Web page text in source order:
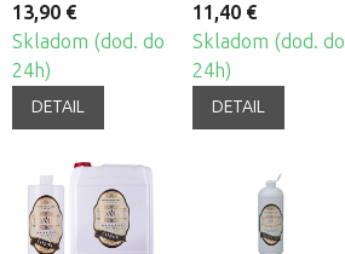
13,90 €
Skladom (dod. do
24h)
DETAIL
11,40 €
Skladom (dod. do
24h)
DETAIL